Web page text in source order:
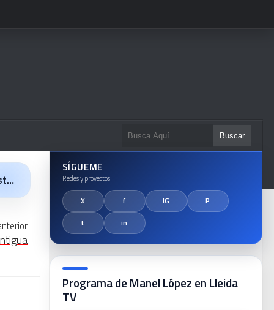
SÍGUEME
Programa de Manel López en Lleida
TV